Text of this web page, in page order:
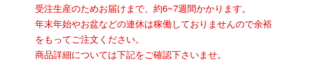
受注生産のためお届けまで、約6~7週間かかります。
年末年始やお盆などの連休は稼働しておりませんので余裕
をもってご注文ください。
商品詳細については下記をご確認下さいませ。